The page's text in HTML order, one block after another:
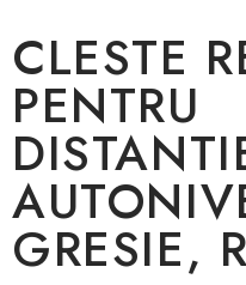
CLESTE
PENTRU
GRESIE,